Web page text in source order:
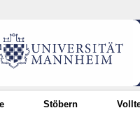
Stöbern